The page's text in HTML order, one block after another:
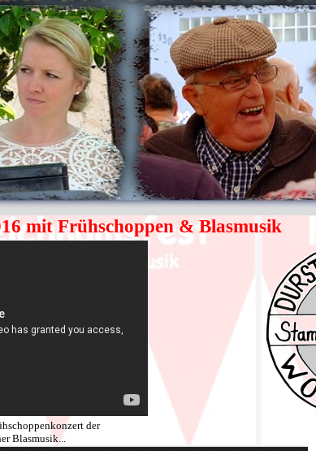
mit Frühschoppen & Blasmusik
der
Blasmusik...